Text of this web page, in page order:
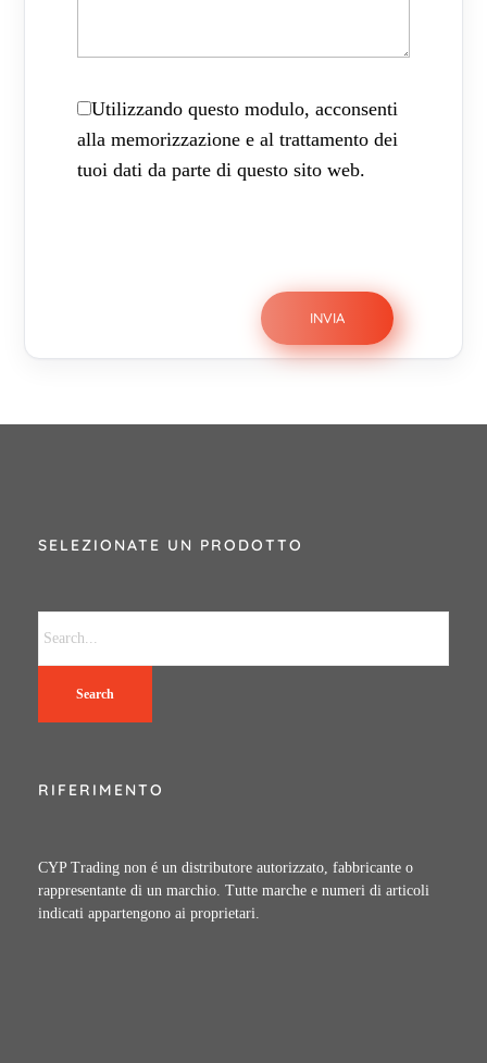
Utilizzando questo modulo, acconsenti
alla memorizzazione e al trattamento dei
tuoi dati da parte di questo sito web.
SELEZIONATE UN PRODOTTO
Search
RIFERIMENTO
CYP Trading non é un distributore autorizzato, fabbricante o
rappresentante di un marchio. Tutte marche e numeri di articoli
indicati appartengono ai proprietari.